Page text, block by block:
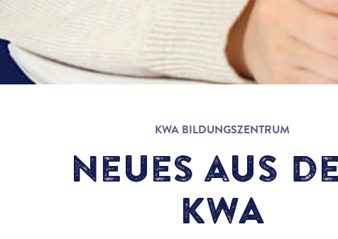
KWA BILDUNGSZENTRUM
Neues aus
KWA